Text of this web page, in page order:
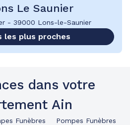
Le Saunier
- 39000 Lons-le-Saunier
les plus proches
dans votre
Ain
Funèbres
Pompes Funèbres